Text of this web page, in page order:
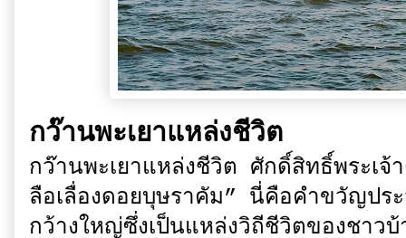
กว๊านพะเยาแหล่งชีวิต
กว๊านพะเยาแหล่งชีวิต ศักดิ์สิทธิ์พระเ
ลือเลื่องดอยบุษราคัม” นี่คือคำขวัญปร
กว้างใหญ่ซึ่งเป็นแหล่งวิถีชีวิตของชาวบ้